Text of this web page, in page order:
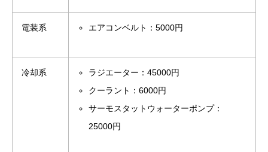
電装系 エアコンベルト：5000円
冷却系
ラジエーター：45000円
クーラント：6000円
サーモスタットウォーターポンプ：
25000円